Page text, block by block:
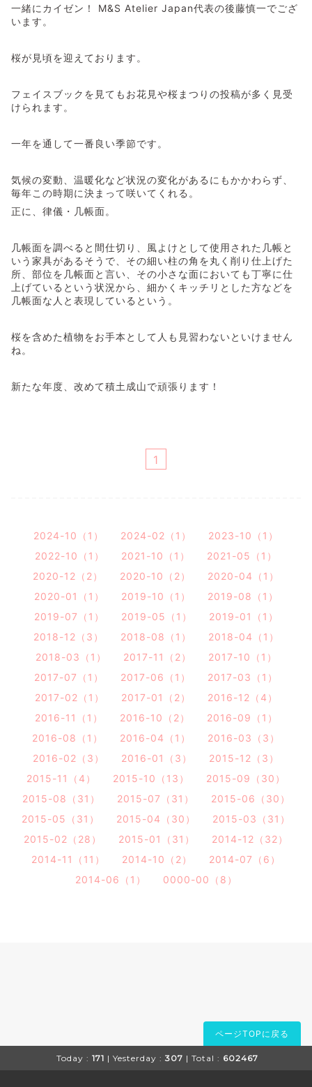
一緒にカイゼン！ M&S Atelier Japan代表の後藤慎一でござ
います。
桜が見頃を迎えております。
フェイスブックを見てもお花見や桜まつりの投稿が多く見受
けられます。
一年を通して一番良い季節です。
気候の変動、温暖化など状況の変化があるにもかかわらず、
毎年この時期に決まって咲いてくれる。
正に、律儀・几帳面。
几帳面を調べると間仕切り、風よけとして使用された几帳と
いう家具があるそうで、その細い柱の角を丸く削り仕上げた
所、部位を几帳面と言い、その小さな面においても丁寧に仕
上げているという状況から、細かくキッチリとした方などを
几帳面な人と表現しているという。
桜を含めた植物をお手本として人も見習わないといけません
ね。
新たな年度、改めて積土成山で頑張ります！
1
2024-10（1） 2024-02（1）
2023-10（1）
2022-10（1）
2021-10（1）
2021-05（1）
2020-12（2）
2020-10（2）
2020-04（1）
2020-01（1）
2019-10（1）
2019-08（1）
2019-07（1）
2019-05（1）
2019-01（1）
2018-12（3）
2018-08（1）
2018-04（1）
2018-03（1）
2017-11（2）
2017-10（1）
2017-07（1）
2017-06（1）
2017-03（1）
2017-02（1）
2017-01（2）
2016-12（4）
2016-11（1）
2016-10（2）
2016-09（1）
2016-08（1）
2016-04（1）
2016-03（3）
2016-02（3）
2016-01（3）
2015-12（3）
2015-11（4）
2015-10（13）
2015-09（30）
2015-08（31）
2015-07（31）
2015-06（30）
2015-05（31）
2015-04（30）
2015-03（31）
2015-02（28）
2015-01（31）
2014-12（32）
2014-11（11）
2014-10（2）
2014-07（6）
2014-06（1）
0000-00（8）
ページTOPに戻る
Today : 171 | Yesterday : 307 | Total : 602467